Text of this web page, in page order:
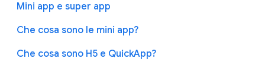
Mini app e super app
Che cosa sono le mini app?
Che cosa sono H5 e QuickApp?